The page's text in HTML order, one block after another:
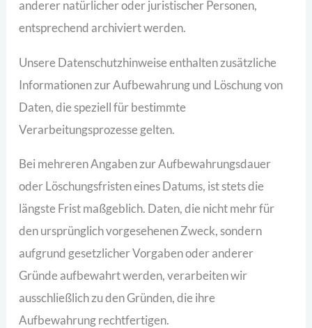
anderer natürlicher oder juristischer Personen,
entsprechend archiviert werden.
Unsere Datenschutzhinweise enthalten zusätzliche
Informationen zur Aufbewahrung und Löschung von
Daten, die speziell für bestimmte
Verarbeitungsprozesse gelten.
Bei mehreren Angaben zur Aufbewahrungsdauer
oder Löschungsfristen eines Datums, ist stets die
längste Frist maßgeblich. Daten, die nicht mehr für
den ursprünglich vorgesehenen Zweck, sondern
aufgrund gesetzlicher Vorgaben oder anderer
Gründe aufbewahrt werden, verarbeiten wir
ausschließlich zu den Gründen, die ihre
Aufbewahrung rechtfertigen.